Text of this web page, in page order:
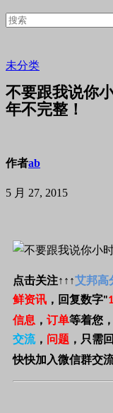
未分类
不要跟我说你
年不完整！
作者ab
5 月 27, 2015
点击关注↑↑↑艾邦高
鲜资讯 ，回复数字"1
信息 ， 订单等着您
交流， 问题 ，只需
快快加入微信群交